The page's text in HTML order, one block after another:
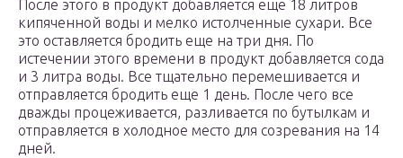
После этого в продукт добавляется еще 18 литров
кипяченной воды и мелко истолченные сухари. Все
это оставляется бродить еще на три дня. По
истечении этого времени в продукт добавляется сода
и 3 литра воды. Все тщательно перемешивается и
отправляется бродить еще 1 день. После чего все
дважды процеживается, разливается по бутылкам и
отправляется в холодное место для созревания на 14
дней.